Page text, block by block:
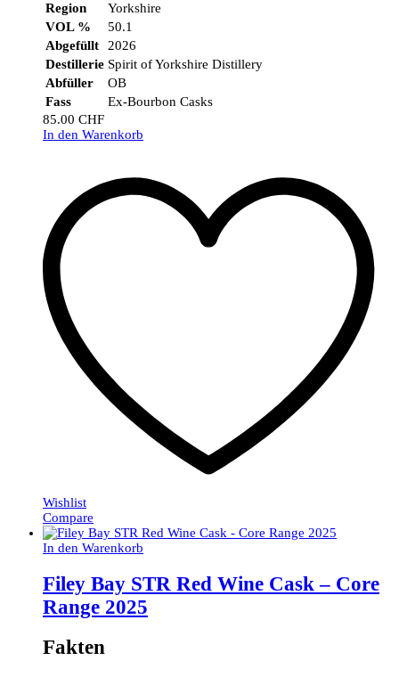
Region
Yorkshire
VOL %
50.1
Abgefüllt
2026
Destillerie Spirit of Yorkshire Distillery
Abfüller
OB
Fass
Ex-Bourbon Casks
85.00 CHF
In den Warenkorb
Wishlist
Compare
In den Warenkorb
Filey Bay STR Red Wine Cask – Core
Range 2025
Fakten